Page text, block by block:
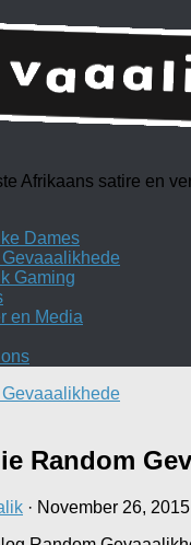
Afrikaans satire en
Dames
Gaming
en Media
Random
· November 26, 2015